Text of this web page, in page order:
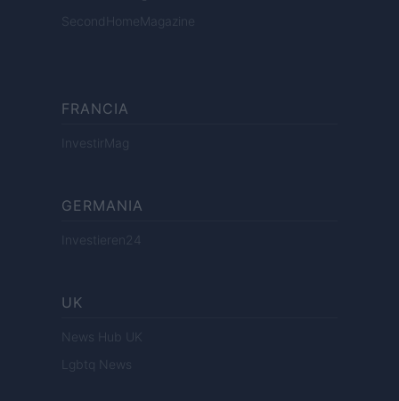
SecondHomeMagazine
FRANCIA
InvestirMag
GERMANIA
Investieren24
UK
News Hub UK
Lgbtq News